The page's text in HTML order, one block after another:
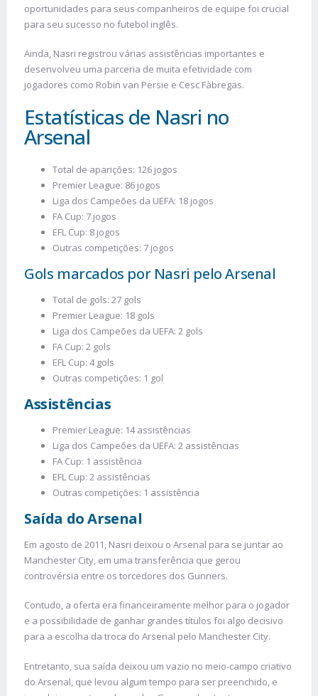
oportunidades para seus companheiros de equipe foi crucial
para seu sucesso no futebol inglês.
Ainda, Nasri registrou várias assistências importantes e
desenvolveu uma parceria de muita efetividade com
jogadores como Robin van Persie e Cesc Fàbregas.
Estatísticas de Nasri no
Arsenal
Total de aparições: 126 jogos
Premier League: 86 jogos
Liga dos Campeões da UEFA: 18 jogos
FA Cup: 7 jogos
EFL Cup: 8 jogos
Outras competições: 7 jogos
Gols marcados por Nasri pelo Arsenal
Total de gols: 27 gols
Premier League: 18 gols
Liga dos Campeões da UEFA: 2 gols
FA Cup: 2 gols
EFL Cup: 4 gols
Outras competições: 1 gol
Assistências
Premier League: 14 assistências
Liga dos Campeões da UEFA: 2 assistências
FA Cup: 1 assistência
EFL Cup: 2 assistências
Outras competições: 1 assistência
Saída do Arsenal
Em agosto de 2011, Nasri deixou o Arsenal para se juntar ao
Manchester City, em uma transferência que gerou
controvérsia entre os torcedores dos Gunners.
Contudo, a oferta era financeiramente melhor para o jogador
e a possibilidade de ganhar grandes títulos foi algo decisivo
para a escolha da troca do Arsenal pelo Manchester City.
Entretanto, sua saída deixou um vazio no meio-campo criativo
do Arsenal, que levou algum tempo para ser preenchido, e